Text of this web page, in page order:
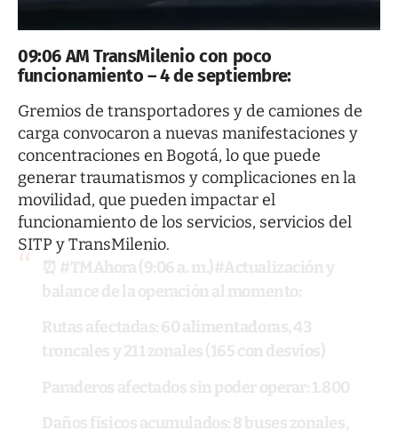
09:06 AM TransMilenio con poco
funcionamiento – 4 de septiembre:
Gremios de transportadores y de camiones de
carga convocaron a nuevas manifestaciones y
concentraciones en Bogotá, lo que puede
generar traumatismos y complicaciones en la
movilidad, que pueden impactar el
funcionamiento de los servicios, servicios del
SITP y TransMilenio.